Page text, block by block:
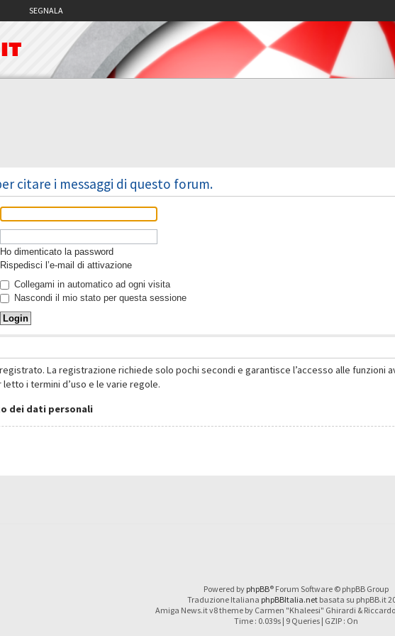
SEGNALA
citare i messaggi di questo forum.
Ho dimenticato la password
Rispedisci l’e-mail di attivazione
Collegami in automatico ad ogni visita
Nascondi il mio stato per questa sessione
La registrazione richiede solo pochi secondi e garantisce l’accesso alle funzioni
i termini d’uso e le varie regole.
dei dati personali
Powered by phpBB® Forum Software © phpBB Group
Traduzione Italiana phpBBItalia.netbasata su phpBB.it
Amiga News.it v8 theme by Carmen "Khaleesi" Ghirardi &
Time : 0.039s | 9 Queries | GZIP : On